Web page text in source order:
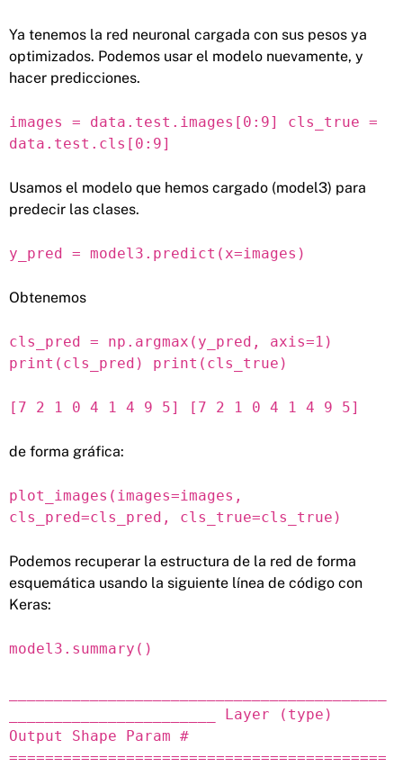
Ya tenemos la red neuronal cargada con sus pesos ya
optimizados. Podemos usar el modelo nuevamente, y
hacer predicciones.
images = data.test.images[0:9] cls_true =
data.test.cls[0:9]
Usamos el modelo que hemos cargado (model3) para
predecir las clases.
y_pred = model3.predict(x=images)
Obtenemos
cls_pred = np.argmax(y_pred, axis=1)
print(cls_pred) print(cls_true)
[7 2 1 0 4 1 4 9 5] [7 2 1 0 4 1 4 9 5]
de forma gráfica:
plot_images(images=images,
cls_pred=cls_pred, cls_true=cls_true)
Podemos recuperar la estructura de la red de forma
esquemática usando la siguiente línea de código con
Keras:
model3.summary()
_______________________ Layer (type)
Output Shape Param #
==========================================